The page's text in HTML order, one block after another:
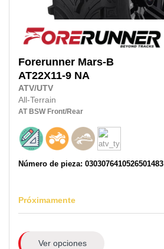
Forerunner Mars-B
AT22X11-9 NA
ATV/UTV
All-Terrain
AT BSW Front/Rear
Número de pieza: 0303076410526501483
Próximamente
Ver opciones